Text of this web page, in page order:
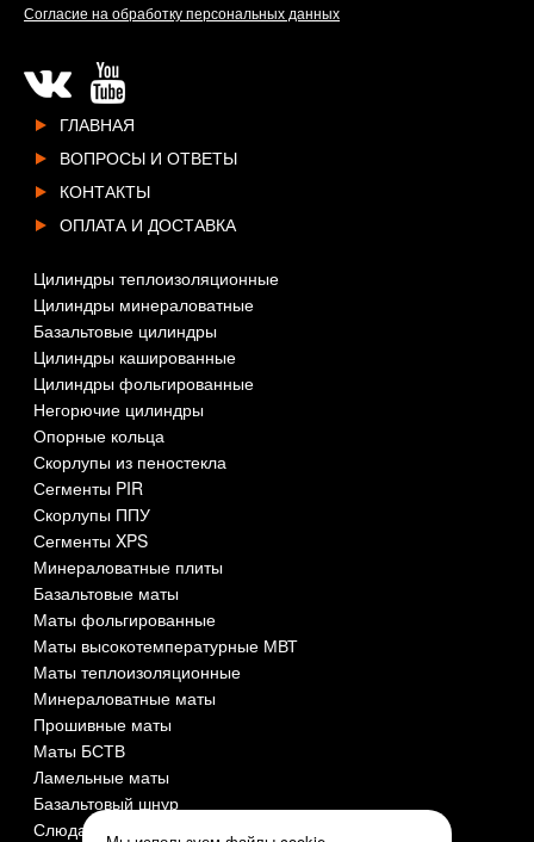
Согласие на обработку персональных данных
ГЛАВНАЯ
ВОПРОСЫ И ОТВЕТЫ
КОНТАКТЫ
ОПЛАТА И ДОСТАВКА
Цилиндры теплоизоляционные
Цилиндры минераловатные
Базальтовые цилиндры
Цилиндры кашированные
Цилиндры фольгированные
Негорючие цилиндры
Опорные кольца
Скорлупы из пеностекла
Сегменты PIR
Скорлупы ППУ
Сегменты XPS
Минераловатные плиты
Базальтовые маты
Маты фольгированные
Маты высокотемпературные МВТ
Маты теплоизоляционные
Минераловатные маты
Прошивные маты
Маты БСТВ
Ламельные маты
Базальтовый шнур
Слюда СМОГ